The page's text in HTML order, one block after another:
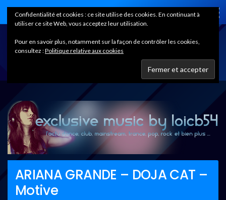
Home
ARIANA GRANDE – DOJA CAT –
Motive
Confidentialité et cookies : ce site utilise des cookies. En continuant à
utiliser ce site Web, vous acceptez leur utilisation.
Pour en savoir plus, notamment sur la façon de contrôler les cookies,
consultez :Politique relative aux cookies